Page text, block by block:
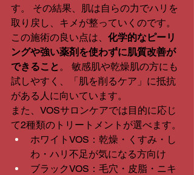
す。 その結果、肌は自らの力でハリを
取り戻し、キメが整っていくのです。
この施術の良い点は、 化学的なピーリ
ングや強い薬剤を使わずに肌質改善が
できること。 敏感肌や乾燥肌の方にも
試しやすく、「肌を削るケア」に抵抗
がある人に向いています。
また、VOSサロンケアでは目的に応じ
て2種類のトリートメントが選べます。
ホワイトVOS：乾燥・くすみ・し
わ・ハリ不足が気になる方向け
ブラックVOS：毛穴・皮脂・ニキ